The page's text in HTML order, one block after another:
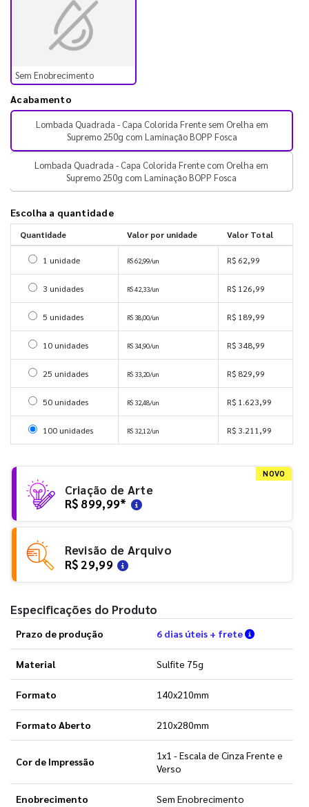
Sem Enobrecimento
Acabamento
Lombada Quadrada - Capa Colorida Frente sem Orelha em
Supremo 250g com Laminação BOPP Fosca
Lombada Quadrada - Capa Colorida Frente com Orelha em
Supremo 250g com Laminação BOPP Fosca
Escolha a quantidade
Quantidade Valor por unidade Valor Total
Selecionar 1 unidade
1 unidade R$ 62,99/un R$ 62,99
Selecionar 3 unidades
3 unidades R$ 42,33/un R$ 126,99
Selecionar 5 unidades
5 unidades R$ 38,00/un R$ 189,99
Selecionar 10 unidades
10 unidades R$ 34,90/un R$ 348,99
Selecionar 25 unidades
25 unidades R$ 33,20/un R$ 829,99
Selecionar 50 unidades
50 unidades R$ 32,48/un R$ 1.623,99
Selecionar 100 unidades
100 unidades R$ 32,12/un R$ 3.211,99
NOVO
Criação de Arte
R$ 899,99*
Revisão de Arquivo
R$ 29,99
Especificações do Produto
Prazo de produção 6 dias úteis + frete Verifique
Material Sulfite 75g
Formato 140x210mm
Formato Aberto 210x280mm
Cor de Impressão
1x1 - Escala de Cinza Frente e
Verso
Enobrecimento Sem Enobrecimento